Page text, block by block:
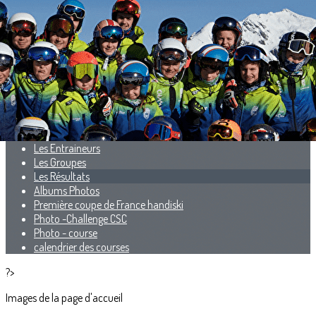
Exporter les lignes sélectionnées
Exporter toutes les colonnes
Exporter uniquement les colonnes affichées
Menu
<
>
Présentation
Les Entraineurs
Les Groupes
Les Résultats
Albums Photos
Première coupe de France handiski
Photo -Challenge CSC
Photo - course
calendrier des courses
?>
Images de la page d'accueil